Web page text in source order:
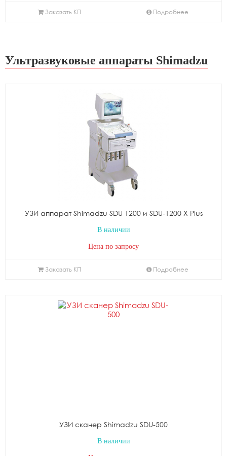
Заказать КП Подробнее
Ультразвуковые аппараты Shimadzu
УЗИ аппарат Shimadzu SDU 1200 и SDU-1200 X Plus
В наличии
Цена по запросу
Заказать КП Подробнее
УЗИ сканер Shimadzu SDU-500
В наличии